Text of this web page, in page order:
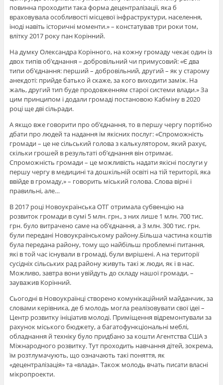
повинна проходити така форма децентралізації, яка б
враховувала особливості місцевої інфраструктури, населення,
іноді навіть історичні моменти.» – констатував три роки том,
влітку 2017 року пан Корінний.
На думку Олександра Корінного, на кожну громаду чекає один із
двох типів об’єднання – добровільний чи примусовий: «Є два
типи об’єднання: перший – добровільний, другий – як у старому
анекдоті: прийде батько й скаже, за кого виходити заміж. На
жаль, другий тип буде продовженням старої системи влади.» За
цим принципом і додали громаді постановою Кабміну в 2020
році ще дві сільради.
А якщо вже говорити про об’єднання, то в першу чергу портібно
дбати про людей та надання їм якісних послуг: «Спроможність
громади – це не сільський голова з калькулятором, який рахує,
скільки грошей в результаті об’єднання він отримає.
Спроможність громади – це можливість надати якісні послуги у
першу чергу в медицині та дошкільній освіті на тій території, яка
ввійде в громаду,» – говорить міський голова. Слова вірні і
правильні, але…
В 2017 році Новоукраїнська ОТГ отримала субвенцію на
розвиток громади в сумі 5 млн. грн., з них лише 1 млн. 700 тис.
грн. було витрачено саме на об’єднання, а 3 млн. 300 тис. грн.
були передані Новоукраїнському району.Більша частина коштів
була передана району, тому що найбільш проблемні питання,
які в той час існували в громаді, були вирішені. А на території
сусідніх сільських рад району живуть такі ж люди, як і в нас.
Можливо, завтра вони увійдуть до складу нашої громади, –
зауважив Корінний.
Сьогодні в Новоукраїнці створено комунікаційний майданчик, за
словами керівника, де б молодь могла реалізовувати свої ідеї –
Центр розвитку ініціатив молоді. Приміщення відремонтували за
рахунок міського бюджету, а багатофункціональні меблі,
обладнання й техніку було придбано за кошти Агентства США з
Міжнародного розвитку. Тут проходить навчання дітей, зокрема,
їм розтлумачують, що означають такі поняття, як
«децентралізація» та «влада». Також молодь вчать писати власні
мікропроекти.